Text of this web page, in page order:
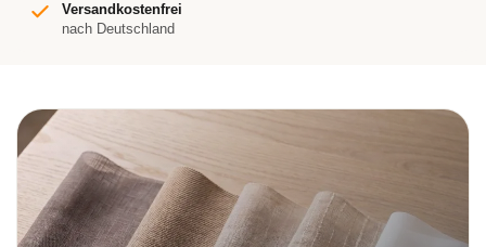
Versandkostenfrei
nach Deutschland